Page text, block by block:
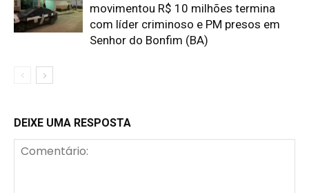
movimentou R$ 10 milhões termina
com líder criminoso e PM presos em
Senhor do Bonfim (BA)
DEIXE UMA RESPOSTA